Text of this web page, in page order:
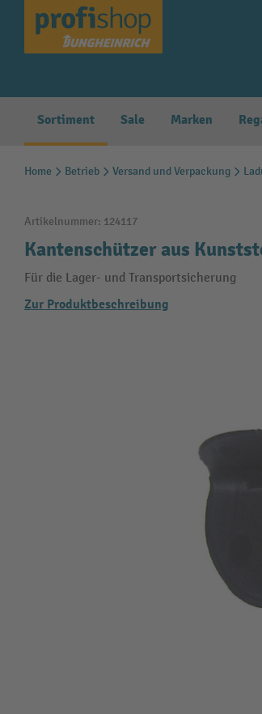
Zur Hauptnavigation springen
Sortiment Sale Marken
Home Betrieb Versand und Verpackung
Artikelnummer: 124117
Kantenschützer aus
Für die Lager- und Transportsicherung
Zur Produktbeschreibung